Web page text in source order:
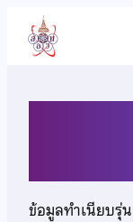
เนื้อหา
ข้อมูลทำเนียบรุ่